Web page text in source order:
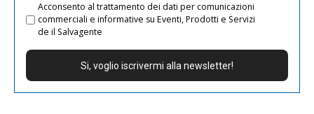
Acconsento al trattamento dei dati per comunicazioni
commerciali e informative su Eventi, Prodotti e Servizi
de il Salvagente